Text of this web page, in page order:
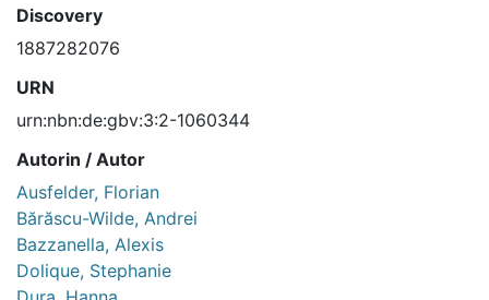
Discovery
1887282076
URN
urn:nbn:de:gbv:3:2-1060344
Autorin / Autor
Ausfelder, Florian
Bărăscu-Wilde, Andrei
Bazzanella, Alexis
Dolique, Stephanie